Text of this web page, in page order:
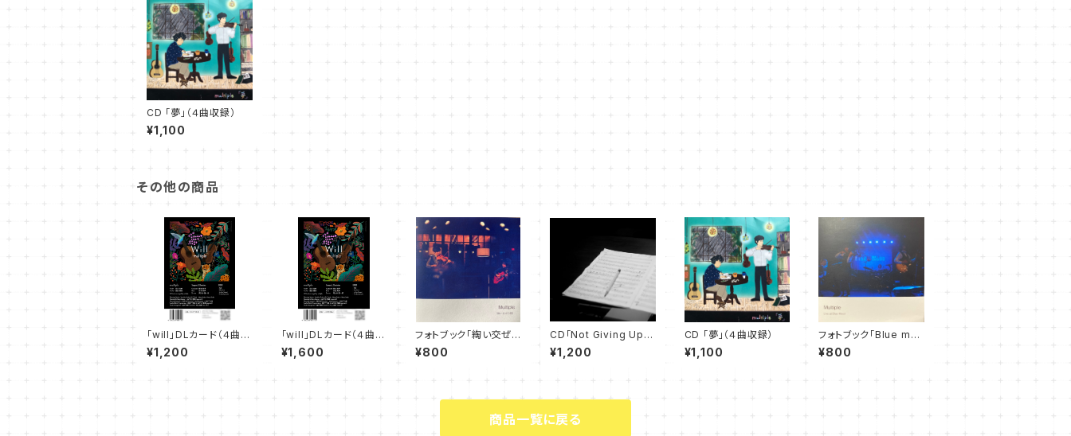
CD 「夢」（４曲収録）
¥1,100
その他の商品
「will」DLカード（４曲収
録・CD-R無）
¥1,200
「will」DLカード（４曲収
録・CD-R付）
¥1,600
フォトブック「綯い交ぜ
の朝」
¥800
CD「Not Giving Up」
（４曲収録）
¥1,200
CD 「夢」（４曲収録）
¥1,100
フォトブック「Blue mo
od」2018-2019
¥800
商品一覧に戻る